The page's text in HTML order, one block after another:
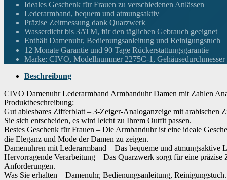
Höhe des Gehäuses 7 Millimeter
Armbandmaterial Leder
Breite des Armbands 12 Millimeter
Armbandfarbe Rosa
Zifferblattfarbe weiß
Ideales Geschenk für Frauen zu verschiedenen Anlässen
Lederarmband, bequem und atmungsaktiv
Präzise Zeitmessung dank Quarzwerk
Wasserdicht bis 3ATM, für den täglichen Gebrauch geeignet
Enthält Damenuhr, Bedienungsanleitung und Reinigungstuch
12 Monate Garantie und 90 Tage Rückerstattungsgarantie
Marke: CIVO, Modellnummer 2275C-1,
Beschreibung
CIVO Damenuhr Lederarmband Armbanduhr Damen mit Zahlen
Produktbeschreibung:
Gut ablesbares Zifferblatt – 3-Zeiger-Analoganzeige mit arabischen
Sie sich entscheiden, es wird leicht zu Ihrem Outfit passen.
Bestes Geschenk für Frauen – Die Armbanduhr ist eine ideale
die Eleganz und Mode der Damen zu zeigen.
Damenuhren mit Lederarmband – Das bequeme und
Hervorragende Verarbeitung – Das Quarzwerk sorgt für eine
Anforderungen.
Was Sie erhalten – Damenuhr, Bedienungsanleitung,